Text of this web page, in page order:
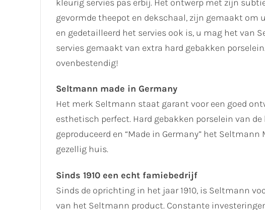
kleurig servies pas erbij. Het ontwerp met zijn
gevormde theepot en dekschaal, zijn gemaakt om
en gedetailleerd het servies ook is, u mag het van
servies gemaakt van extra hard gebakken
ovenbestendig!
Seltmann made in Germany
Het merk Seltmann staat garant voor een goed
esthetisch perfect. Hard gebakken porselein van
geproduceerd en “Made in Germany” het
gezellig huis.
Sinds 1910 een echt famiebedrijf
Sinds de oprichting in het jaar 1910, is Seltmann
van het Seltmann product. Constante